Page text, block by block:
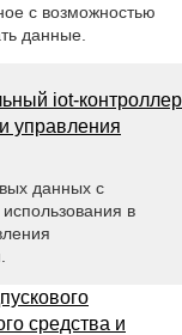
с возможностью
данные.
iot-контроллер
управления
данных с
в
средства и